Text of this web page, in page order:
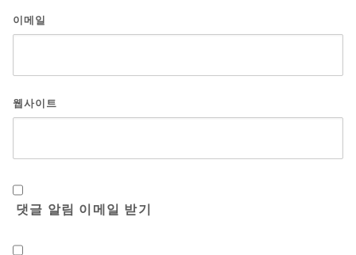
이메일
웹사이트
댓글 알림 이메일 받기